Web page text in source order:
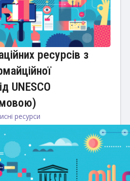
ресурсів з
UNESCO
ресурси